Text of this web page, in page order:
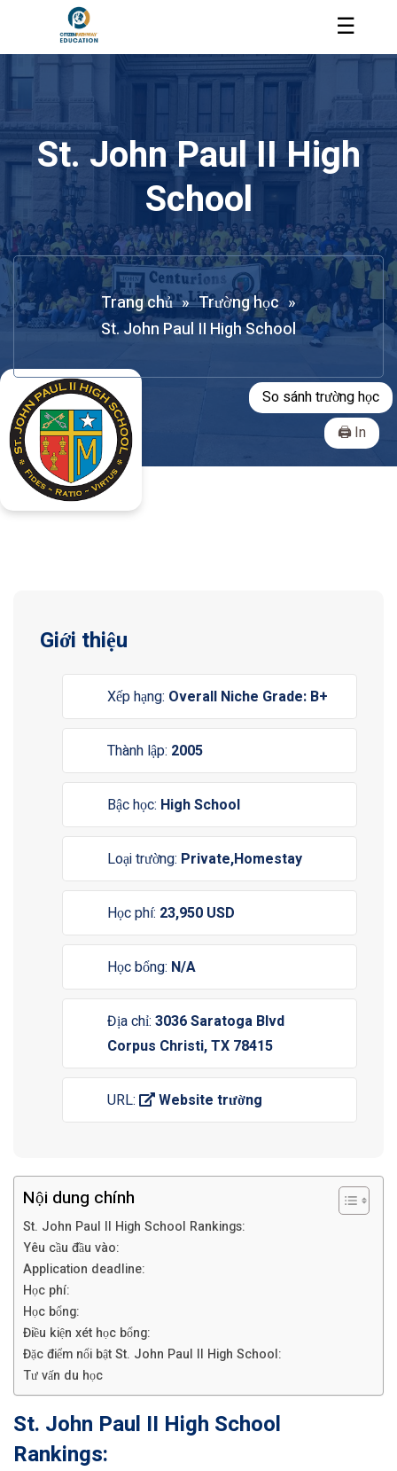
☰
St. John Paul II High
School
Trang chủ » Trường học »
St. John Paul II High School
So sánh trường học
In
Giới thiệu
Xếp hạng: Overall Niche Grade: B+
Thành lập: 2005
Bậc học: High School
Loại trường: Private,Homestay
Học phí: 23,950 USD
Học bổng: N/A
Địa chỉ: 3036 Saratoga Blvd
Corpus Christi, TX 78415
URL: Website trường
Nội dung chính
St. John Paul II High School Rankings:
Yêu cầu đầu vào:
Application deadline:
Học phí:
Học bổng:
Điều kiện xét học bổng:
Đặc điểm nổi bật St. John Paul II High School:
Tư vấn du học
St. John Paul II High School
Rankings: